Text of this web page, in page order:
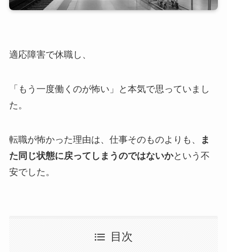
適応障害で休職し、
「もう一度働くのが怖い」と本気で思っていまし
た。
転職が怖かった理由は、仕事そのものよりも、
ま
た同じ状態に戻ってしまうのではないかという不
安でした。
目次